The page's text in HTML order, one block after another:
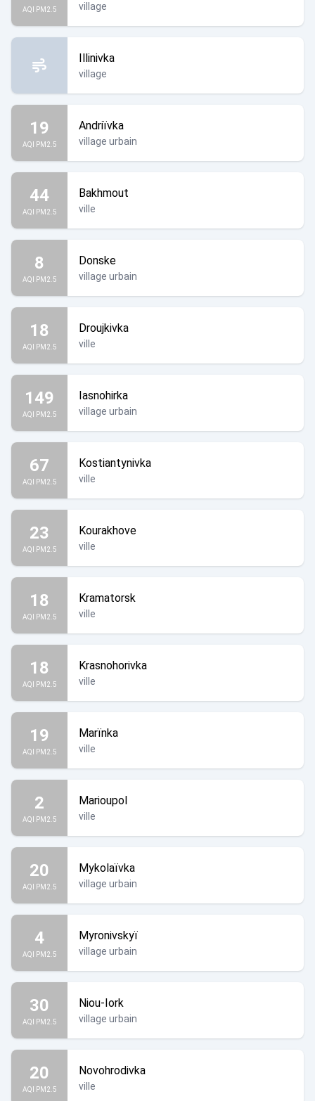
AQI PM2.5 village
Illinivka
village
19
AQI PM2.5
Andriïvka
village urbain
44
AQI PM2.5
Bakhmout
ville
8
AQI PM2.5
Donske
village urbain
18
AQI PM2.5
Droujkivka
ville
149
AQI PM2.5
Iasnohirka
village urbain
67
AQI PM2.5
Kostiantynivka
ville
23
AQI PM2.5
Kourakhove
ville
18
AQI PM2.5
Kramatorsk
ville
18
AQI PM2.5
Krasnohorivka
ville
19
AQI PM2.5
Marïnka
ville
2
AQI PM2.5
Marioupol
ville
20
AQI PM2.5
Mykolaïvka
village urbain
4
AQI PM2.5
Myronivskyï
village urbain
30
AQI PM2.5
Niou-Iork
village urbain
20
AQI PM2.5
Novohrodivka
ville